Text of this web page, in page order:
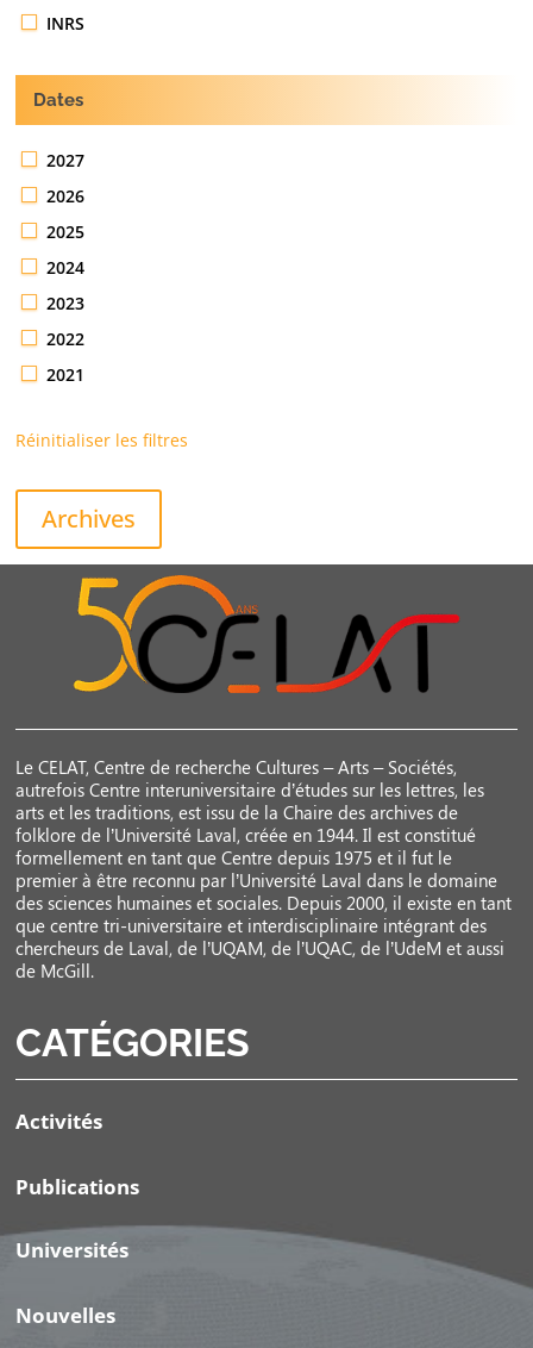
INRS
Dates
2027
2026
2025
2024
2023
2022
2021
Réinitialiser les filtres
Archives
Le CELAT, Centre de recherche Cultures – Arts – Sociétés,
autrefois Centre interuniversitaire d’études sur les lettres, les
arts et les traditions, est issu de la Chaire des archives de
folklore de l’Université Laval, créée en 1944. Il est constitué
formellement en tant que Centre depuis 1975 et il fut le
premier à être reconnu par l’Université Laval dans le domaine
des sciences humaines et sociales. Depuis 2000, il existe en tant
que centre tri-universitaire et interdisciplinaire intégrant des
chercheurs de Laval, de l’UQAM, de l’UQAC, de l’UdeM et aussi
de McGill.
CATÉGORIES
Activités
Publications
Universités
Nouvelles